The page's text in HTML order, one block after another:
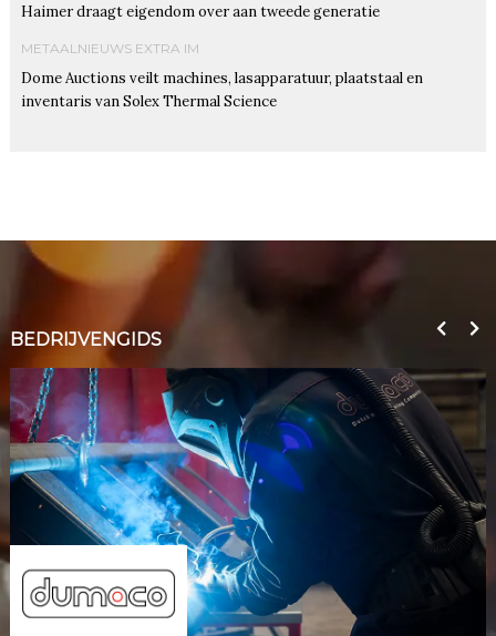
Haimer draagt eigendom over aan tweede generatie
METAALNIEUWS EXTRA IM
Dome Auctions veilt machines, lasapparatuur, plaatstaal en
inventaris van Solex Thermal Science
BEDRIJVENGIDS